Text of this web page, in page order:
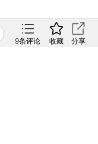
9条评论 收藏 分享